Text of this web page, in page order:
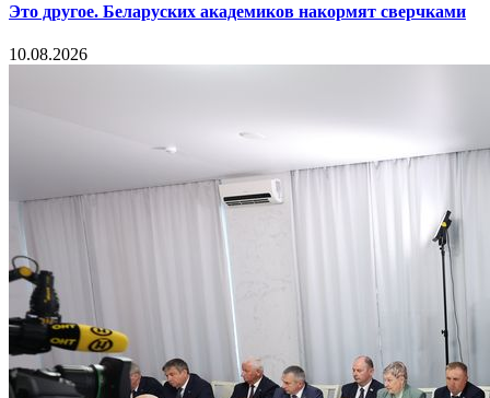
Это другое. Беларуских академиков накормят сверчками
10.08.2026